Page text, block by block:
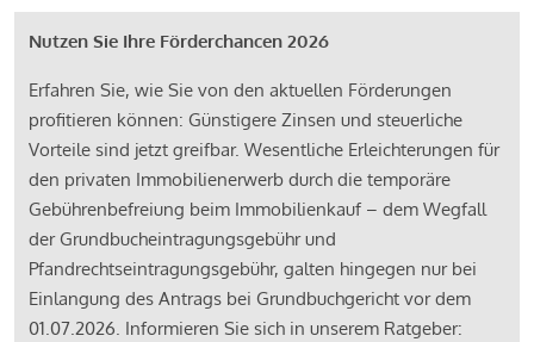
Nutzen Sie Ihre Förderchancen 2026
Erfahren Sie, wie Sie von den aktuellen Förderungen
profitieren können: Günstigere Zinsen und steuerliche
Vorteile sind jetzt greifbar. Wesentliche Erleichterungen für
den privaten Immobilienerwerb durch die temporäre
Gebührenbefreiung beim Immobilienkauf – dem Wegfall
der Grundbucheintragungsgebühr und
Pfandrechtseintragungsgebühr, galten hingegen nur bei
Einlangung des Antrags bei Grundbuchgericht vor dem
01.07.2026. Informieren Sie sich in unserem Ratgeber: